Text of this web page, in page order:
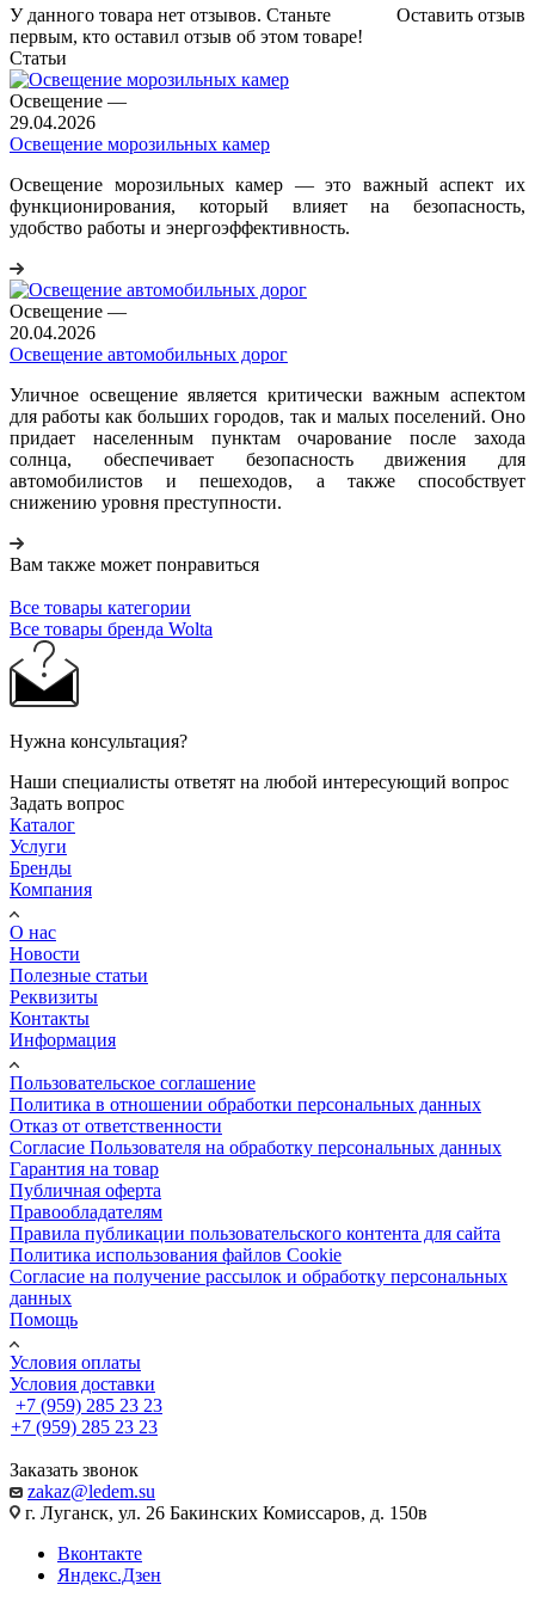
Оставить отзыв
У данного товара нет отзывов. Станьте
первым, кто оставил отзыв об этом товаре!
Статьи
Освещение —
29.04.2026
Освещение морозильных камер
Освещение морозильных камер — это важный аспект их
функционирования, который влияет на безопасность,
удобство работы и энергоэффективность.
Освещение —
20.04.2026
Освещение автомобильных дорог
Уличное освещение является критически важным аспектом
для работы как больших городов, так и малых поселений. Оно
придает населенным пунктам очарование после захода
солнца, обеспечивает безопасность движения для
автомобилистов и пешеходов, а также способствует
снижению уровня преступности.
Вам также может понравиться
Все товары категории
Все товары бренда Wolta
Нужна консультация?
Наши специалисты ответят на любой интересующий вопрос
Задать вопрос
Каталог
Услуги
Бренды
Компания
О нас
Новости
Полезные статьи
Реквизиты
Контакты
Информация
Пользовательское соглашение
Политика в отношении обработки персональных данных
Отказ от ответственности
Согласие Пользователя на обработку персональных данных
Гарантия на товар
Публичная оферта
Правообладателям
Правила публикации пользовательского контента для сайта
Политика использования файлов Cookie
Согласие на получение рассылок и обработку персональных
данных
Помощь
Условия оплаты
Условия доставки
+7 (959) 285 23 23
+7 (959) 285 23 23
Заказать звонок
zakaz@ledem.su
г. Луганск, ул. 26 Бакинских Комиссаров, д. 150в
Вконтакте
Яндекс.Дзен